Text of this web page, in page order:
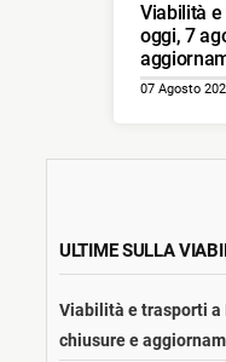
Viabilità
oggi, 7
07 Agosto
ULTIME SULLA
Viabilità e trasporti a
chiusure e